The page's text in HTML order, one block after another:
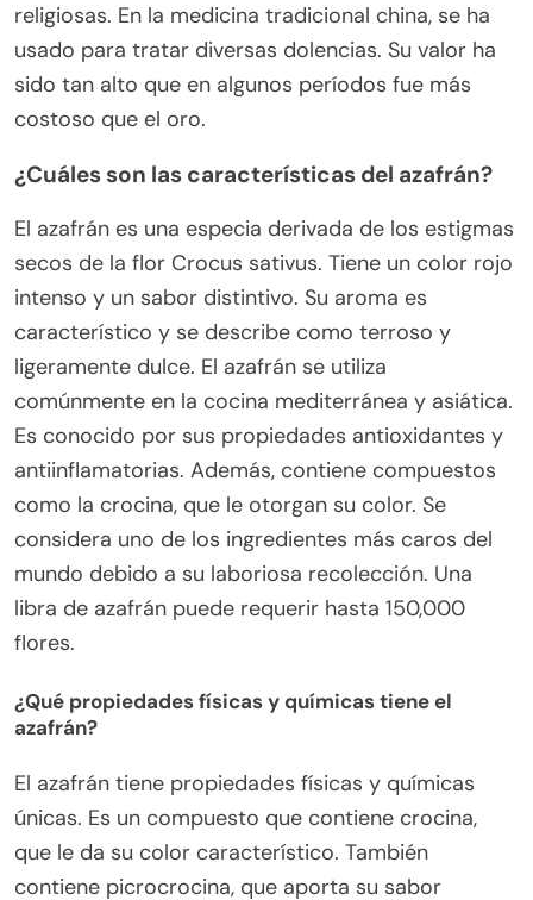
religiosas. En la medicina tradicional china, se ha
usado para tratar diversas dolencias. Su valor ha
sido tan alto que en algunos períodos fue más
costoso que el oro.
¿Cuáles son las características del azafrán?
El azafrán es una especia derivada de los estigmas
secos de la flor Crocus sativus. Tiene un color rojo
intenso y un sabor distintivo. Su aroma es
característico y se describe como terroso y
ligeramente dulce. El azafrán se utiliza
comúnmente en la cocina mediterránea y asiática.
Es conocido por sus propiedades antioxidantes y
antiinflamatorias. Además, contiene compuestos
como la crocina, que le otorgan su color. Se
considera uno de los ingredientes más caros del
mundo debido a su laboriosa recolección. Una
libra de azafrán puede requerir hasta 150,000
flores.
¿Qué propiedades físicas y químicas tiene el
azafrán?
El azafrán tiene propiedades físicas y químicas
únicas. Es un compuesto que contiene crocina,
que le da su color característico. También
contiene picrocrocina, que aporta su sabor